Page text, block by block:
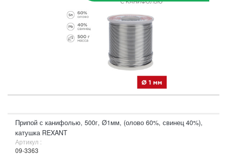
Припой с канифолью, 500г, Ø1мм, (олово 60%, свинец 40%),
катушка REXANT
Артикул :
09-3363